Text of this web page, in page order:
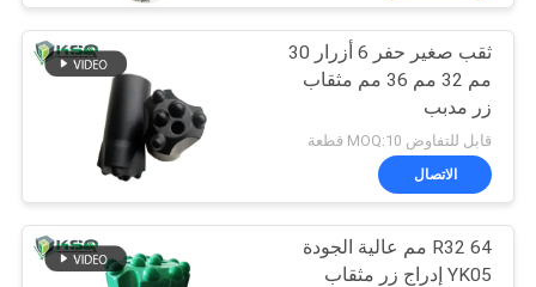
ثقب صغير حفر 6 أزرار 30
مم 32 مم 36 مم مثقاب
زر مدبب
قابل للتفاوض MOQ:10 قطعة
الاتصال
R32 64 مم عالية الجودة
YK05 إدراج زر مثقاب